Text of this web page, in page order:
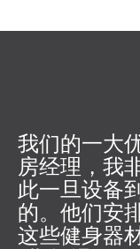
我们的一大
房经理，我
此一旦设备
的。他们安
这些健身器